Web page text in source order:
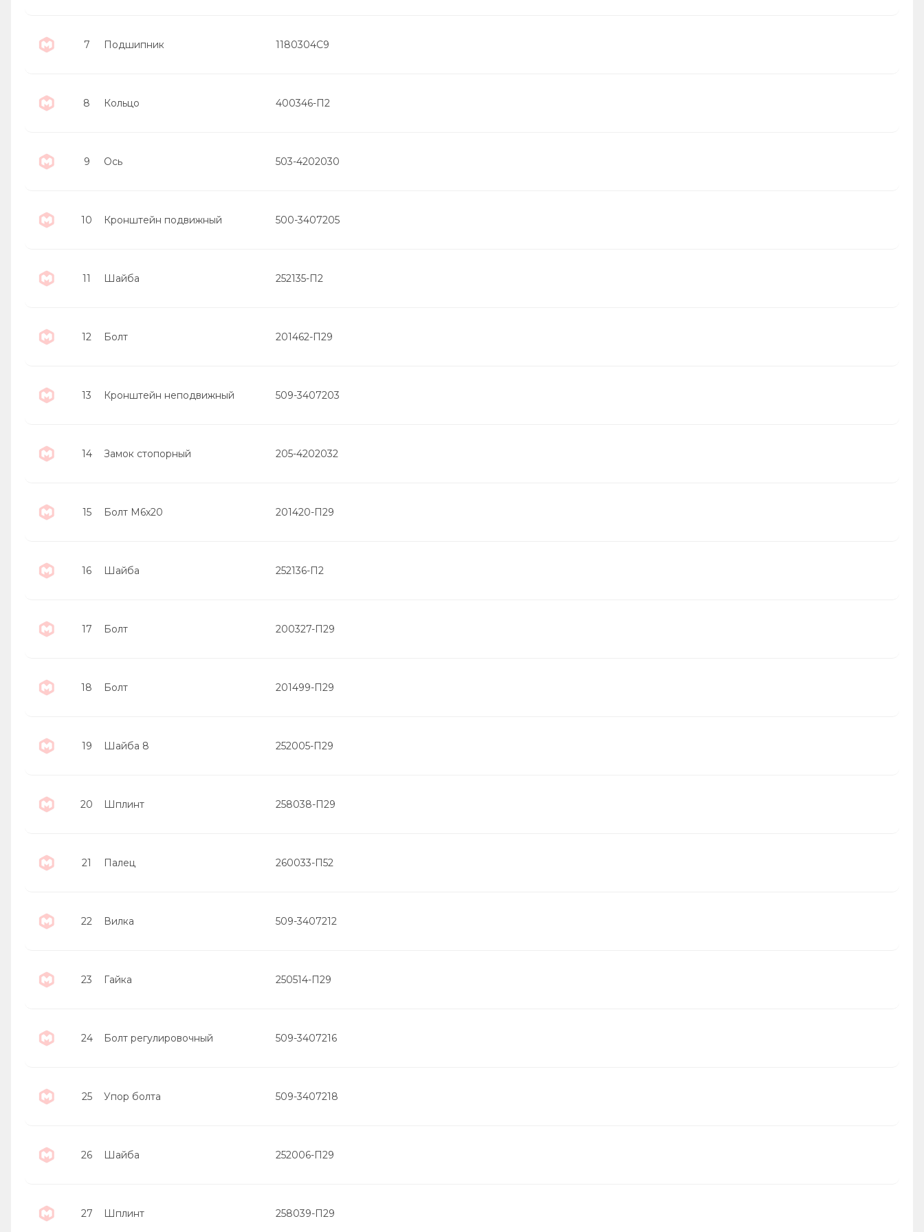
7 Подшипник 1180304С9
8 Кольцо 400346-П2
9 Ось 503-4202030
10 Кронштейн подвижный 500-3407205
11 Шайба 252135-П2
12 Болт 201462-П29
13 Кронштейн неподвижный 509-3407203
14 Замок стопорный 205-4202032
15 Болт М6х20 201420-П29
16 Шайба 252136-П2
17 Болт 200327-П29
18 Болт 201499-П29
19 Шайба 8 252005-П29
20 Шплинт 258038-П29
21 Палец 260033-П52
22 Вилка 509-3407212
23 Гайка 250514-П29
24 Болт регулировочный 509-3407216
25 Упор болта 509-3407218
26 Шайба 252006-П29
27 Шплинт 258039-П29